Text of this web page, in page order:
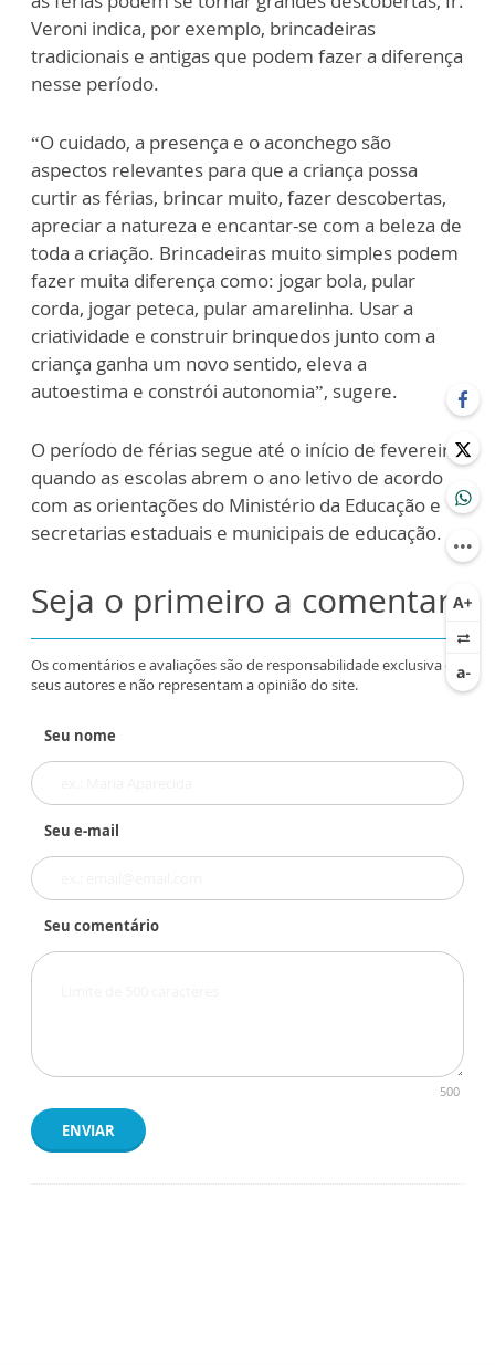
Veroni indica, por exemplo, brincadeiras
tradicionais e antigas que podem fazer a diferença
nesse período.
“O cuidado, a presença e o aconchego são
aspectos relevantes para que a criança possa
curtir as férias, brincar muito, fazer descobertas,
apreciar a natureza e encantar-se com a beleza de
toda a criação. Brincadeiras muito simples podem
fazer muita diferença como: jogar bola, pular
corda, jogar peteca, pular amarelinha. Usar a
criatividade e construir brinquedos junto com a
criança ganha um novo sentido, eleva a
autoestima e constrói autonomia”, sugere.
O período de férias segue até o início de fevereiro
quando as escolas abrem o ano letivo de acordo
com as orientações do Ministério da Educação e
secretarias estaduais e municipais de educação.
Seja o primeiro a comentar
Os comentários e avaliações são de responsabilidade exclusiva de
seus autores e não representam a opinião do site.
Seu nome
Seu e-mail
Seu comentário
500
ENVIAR